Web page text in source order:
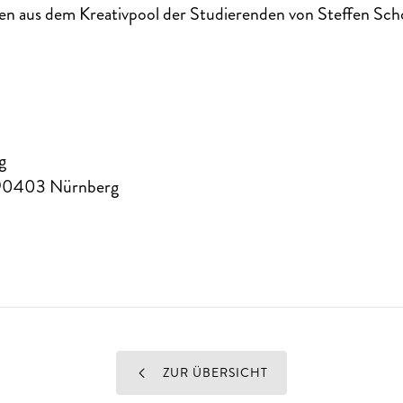
aus dem Kreativpool der Studierenden von Steffen
Nürnberg
ZUR ÜBERSICHT